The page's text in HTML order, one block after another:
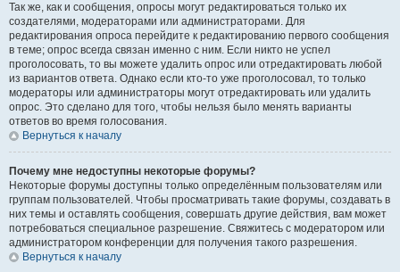
Так же, как и сообщения, опросы могут редактироваться только их
создателями, модераторами или администраторами. Для
редактирования опроса перейдите к редактированию первого сообщения
в теме; опрос всегда связан именно с ним. Если никто не успел
проголосовать, то вы можете удалить опрос или отредактировать любой
из вариантов ответа. Однако если кто-то уже проголосовал, то только
модераторы или администраторы могут отредактировать или удалить
опрос. Это сделано для того, чтобы нельзя было менять варианты
ответов во время голосования.
Вернуться к началу
Почему мне недоступны некоторые форумы?
Некоторые форумы доступны только определённым пользователям или
группам пользователей. Чтобы просматривать такие форумы, создавать в
них темы и оставлять сообщения, совершать другие действия, вам может
потребоваться специальное разрешение. Свяжитесь с модератором или
администратором конференции для получения такого разрешения.
Вернуться к началу